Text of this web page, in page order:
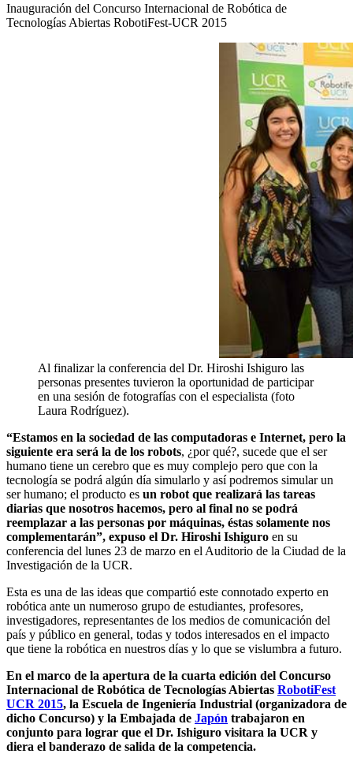
Inauguración del Concurso Internacional de Robótica de
Tecnologías Abiertas RobotiFest-UCR 2015
Al finalizar la conferencia del Dr. Hiroshi Ishiguro las
personas presentes tuvieron la oportunidad de participar
en una sesión de fotografías con el especialista (foto
Laura Rodríguez).
“Estamos en la sociedad de las computadoras e Internet, pero la
siguiente era será la de los robots, ¿por qué?, sucede que el ser
humano tiene un cerebro que es muy complejo pero que con la
tecnología se podrá algún día simularlo y así podremos simular un
ser humano; el producto es un robot que realizará las tareas
diarias que nosotros hacemos, pero al final no se podrá
reemplazar a las personas por máquinas, éstas solamente nos
complementarán”, expuso el Dr. Hiroshi Ishiguro en su
conferencia del lunes 23 de marzo en el Auditorio de la Ciudad de la
Investigación de la UCR.
Esta es una de las ideas que compartió este connotado experto en
robótica ante un numeroso grupo de estudiantes, profesores,
investigadores, representantes de los medios de comunicación del
país y público en general, todas y todos interesados en el impacto
que tiene la robótica en nuestros días y lo que se vislumbra a futuro.
En el marco de la apertura de la cuarta edición del Concurso
Internacional de Robótica de Tecnologías Abiertas RobotiFest
UCR 2015, la Escuela de Ingeniería Industrial (organizadora de
dicho Concurso) y la Embajada de Japón trabajaron en
conjunto para lograr que el Dr. Ishiguro visitara la UCR y
diera el banderazo de salida de la competencia.